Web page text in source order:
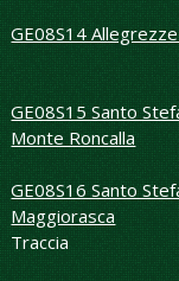
GE08S14
GE08S15 Santo
Monte Roncalla
GE08S16 Santo
Maggiorasca
Traccia